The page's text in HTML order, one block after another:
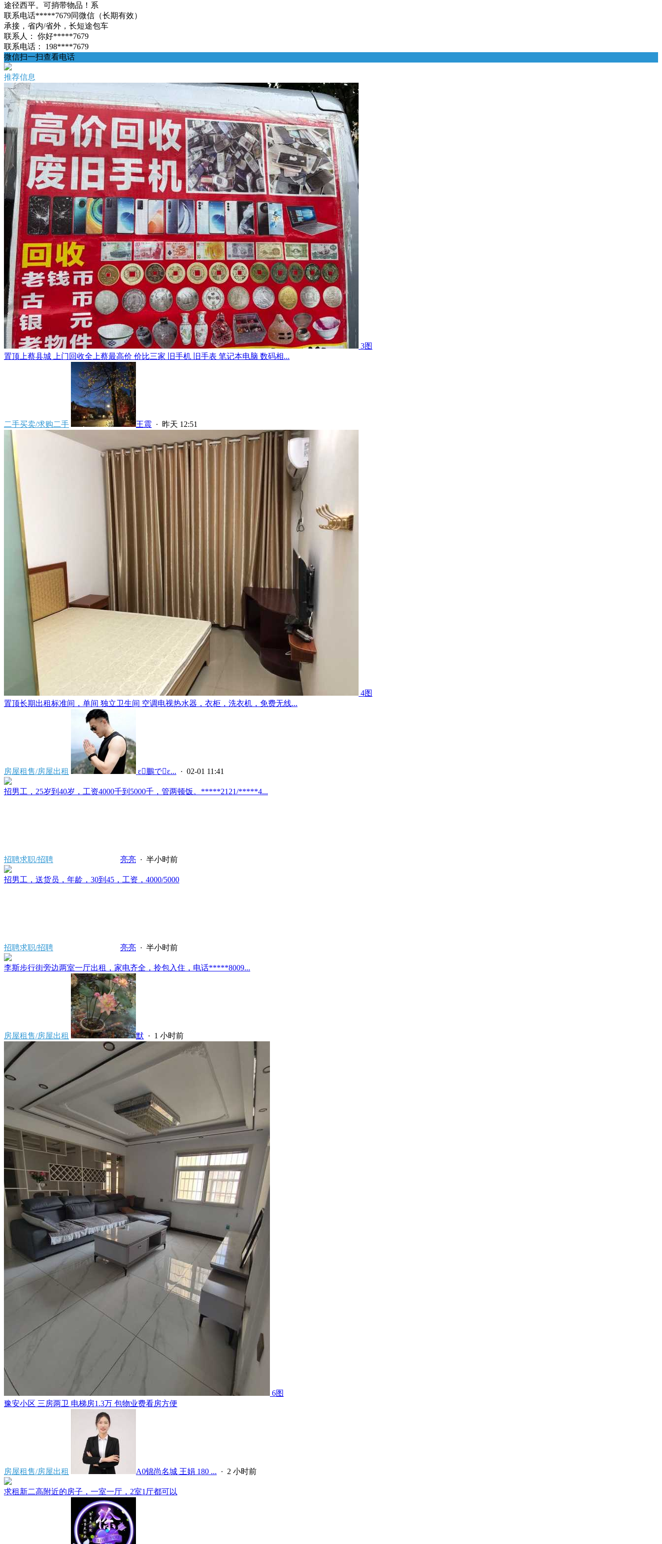
途径西平。可捎带物品！系
联系电话*****7679同微信（长期有效）
承接，省内/省外，长短途包车
联系人：
你好*****7679
联系电话：
198****7679
微信扫一扫查看电话
推荐信息
3图
置顶 上蔡县城 上门回收全上蔡最高价 价比三家 旧手机 旧手表 笔记本电脑 数码相...
二手买卖/求购二手 王震 · 昨天 12:51
4图
置顶长期出租标准间，单间 独立卫生间 空调电视热水器，衣柜，洗衣机，免费无线...
房屋租售/房屋出租  ε鵬でε... · 02-01 11:41
招男工，25岁到40岁，工资4000千到5000千，管两顿饭。*****2121/*****4...
招聘求职/招聘 亮亮 · 半小时前
招男工，送货员，年龄，30到45，工资，4000/5000
招聘求职/招聘 亮亮 · 半小时前
李斯步行街旁边两室一厅出租，家电齐全，拎包入住，电话*****8009...
房屋租售/房屋出租 默 · 1 小时前
6图
豫安小区 三房两卫 电梯房1.3万 包物业费看房方便
房屋租售/房屋出租 A0锦尚名城 王娟 180 ... · 2 小时前
求租新二高附近的房子，一室一厅，2室1厅都可以